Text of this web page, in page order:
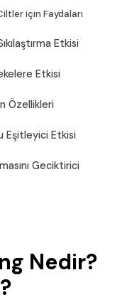
için Faydaları
Etkisi
Etkisi
Özellikleri
Eşitleyici Etkisi
Geciktirici
Nedir?